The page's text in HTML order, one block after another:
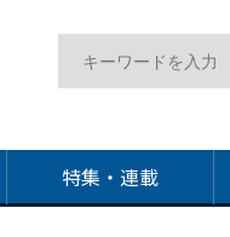
特集・連載